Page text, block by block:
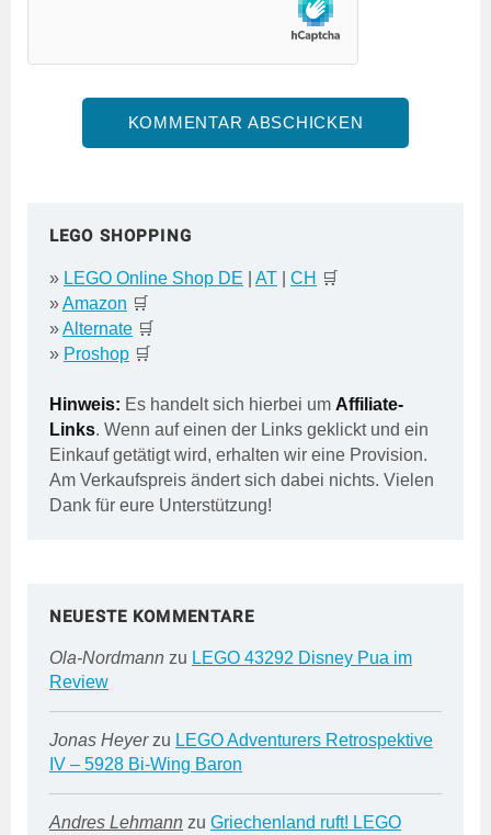
LEGO SHOPPING
» LEGO Online Shop DE AT CH 🛒
»Amazon 🛒
»Alternate 🛒
» Proshop 🛒
Hinweis: Es handelt sich hierbei um Affiliate-
Links. Wenn auf einen der Links geklickt und ein
Einkauf getätigt wird, erhalten wir eine Provision.
Am Verkaufspreis ändert sich dabei nichts. Vielen
Dank für eure Unterstützung!
NEUESTE KOMMENTARE
Ola-Nordmann zu LEGO 43292 Disney Pua im
Review
Jonas Heyerzu LEGO Adventurers Retrospektive
IV – 5928 Bi-Wing Baron
Andres Lehmann zu Griechenland ruft! LEGO